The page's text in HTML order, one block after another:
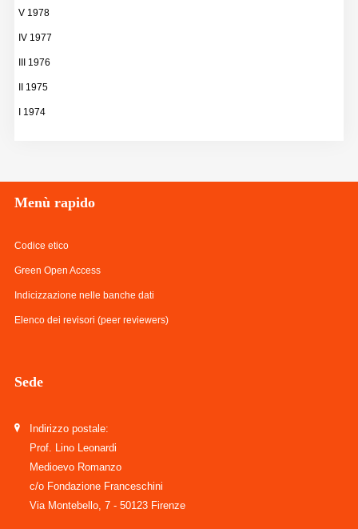
V 1978
IV 1977
III 1976
II 1975
I 1974
Menù rapido
Codice etico
Green Open Access
Indicizzazione nelle banche dati
Elenco dei revisori (peer reviewers)
Sede
Indirizzo postale:
Prof. Lino Leonardi
Medioevo Romanzo
c/o Fondazione Franceschini
Via Montebello, 7 - 50123 Firenze